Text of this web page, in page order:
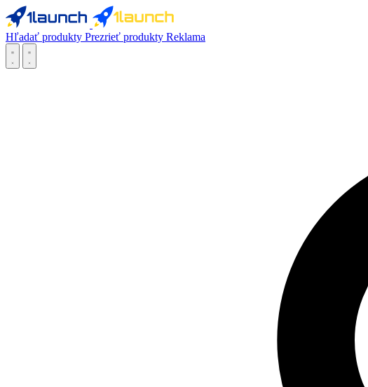
Hľadať produkty Prezrieť produkty Reklama